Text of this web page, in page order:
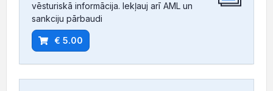
vēsturiskā informācija. Iekļauj arī AML un
sankciju pārbaudi
€ 5.00